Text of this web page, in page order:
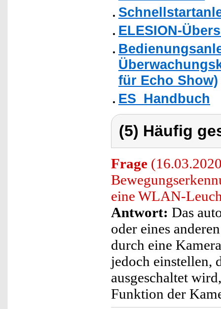
ELESION-
für Echo Show)
ES_Handbuch
(5) Häufig
Frage
eine WLAN-
Antwort: Das
oder eines
durch eine
jedoch einstellen,
ausgeschaltet
Funktion der